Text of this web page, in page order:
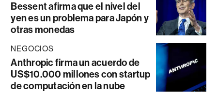
Bessent afirma que el nivel del
yen es un problema para Japón y
otras monedas
NEGOCIOS
Anthropic firma un acuerdo de
US$10.000 millones con startup
de computación en la nube